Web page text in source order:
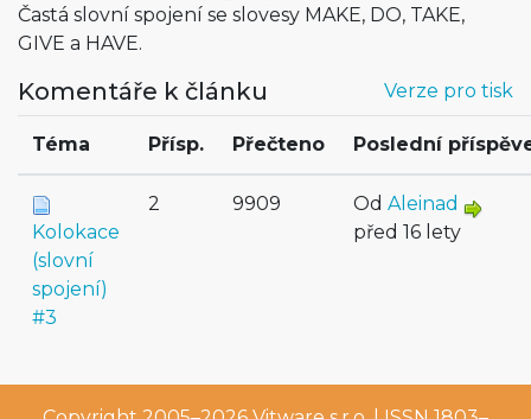
Častá slovní spojení se slovesy MAKE, DO, TAKE,
GIVE a HAVE.
Verze pro tisk
Komentáře k článku
Téma Přísp. Přečteno Poslední
Kolokace
(slovní
spojení)
#3
2 9909 Od Aleinad
před 16 lety